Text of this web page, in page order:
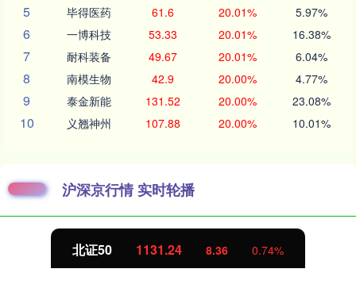
5 毕得医药 61.6 20.01% 5.97%
6 一博科技 53.33 20.01% 16.38%
7 耐科装备 49.67 20.01% 6.04%
8 南模生物 42.9 20.00% 4.77%
9 泰金新能 131.52 20.00% 23.08%
10 义翘神州 107.88 20.00% 10.01%
沪深京行情 实时轮播
北证50 1131.24 8.36 0.74%